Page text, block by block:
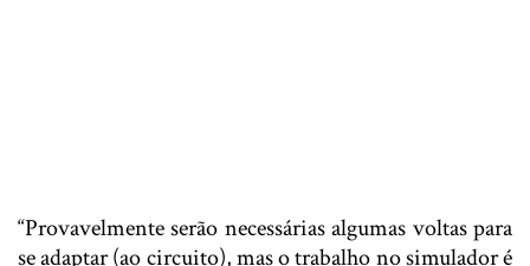
“Provavelmente serão necessárias algumas voltas para
se adaptar (ao circuito), mas o trabalho no simulador é